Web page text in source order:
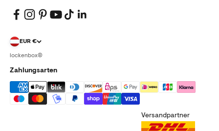
EUR €
lockenbox®
Zahlungsarten
Versandpartner